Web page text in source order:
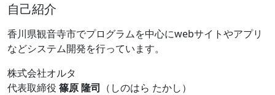
自己紹介
香川県観音寺市でプログラムを中心にwebサイトやアプリ
などシステム開発を行っています。
株式会社オルタ
代表取締役 篠原 隆司 （しのはら たかし）